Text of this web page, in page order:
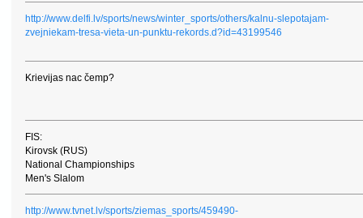
http://www.delfi.lv/sports/news/winter_sports/others/kalnu-slepotajam-
zvejniekam-tresa-vieta-un-punktu-rekords.d?id=43199546
Krievijas nac čemp?
FIS:
Kirovsk (RUS)
National Championships
Men's Slalom
http://www.tvnet.lv/sports/ziemas_sports/459490-